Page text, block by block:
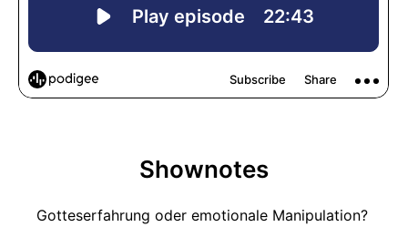
Shownotes
Gotteserfahrung oder emotionale Manipulation?